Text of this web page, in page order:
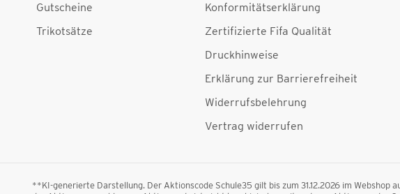
Gutscheine
Trikotsätze
Konformitätserklärung
Zertifizierte Fifa Qualität
Druckhinweise
Erklärung zur Barrierefreiheit
Widerrufsbelehrung
Vertrag widerrufen
**KI-generierte Darstellung. Der Aktionscode Schule35 gilt bis zum 31.12.2026 im